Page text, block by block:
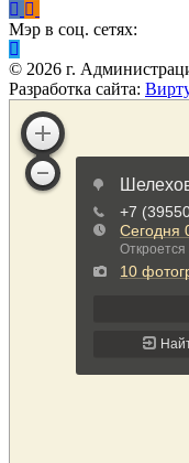
Мэр в соц. сетях:
© 2026 г.
Разработка сайта: